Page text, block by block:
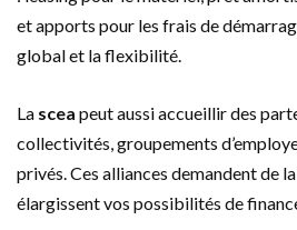
et apports pour les frais de
global et la flexibilité.
La scea peut aussi accueillir des
collectivités, groupements
privés. Ces alliances demandent de
élargissent vos possibilités de